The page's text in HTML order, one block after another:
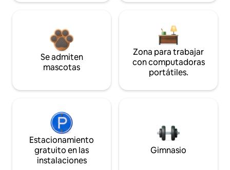
Se admiten
mascotas
Zona para trabajar
con computadoras
portátiles.
Estacionamiento
gratuito en las
instalaciones
Gimnasio